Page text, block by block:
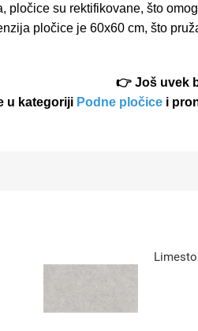
pločice su rektifikovane, što
pločice je 60x60 cm, što
👉 Još uvek
u kategoriji Podne pločicei